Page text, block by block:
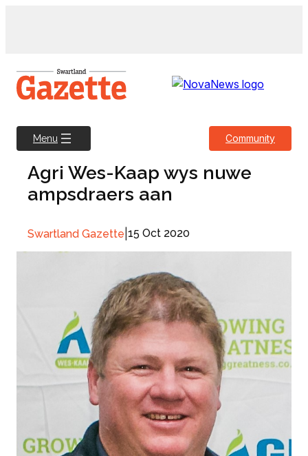
Menu Community
Agri Wes-Kaap wys nuwe
ampsdraers aan
Swartland Gazette 15 Oct 2020